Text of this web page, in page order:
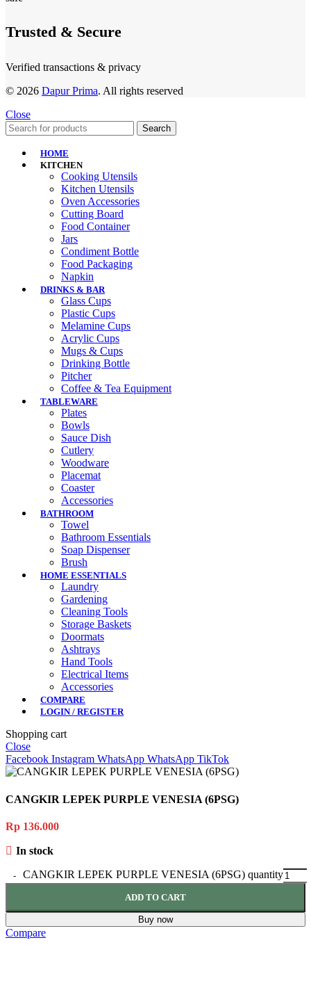
Trusted & Secure
Verified transactions & privacy
© 2026 Dapur Prima. All rights reserved
Close
Search
HOME
KITCHEN
Cooking Utensils
Kitchen Utensils
Oven Accessories
Cutting Board
Food Container
Jars
Condiment Bottle
Food Packaging
Napkin
DRINKS & BAR
Glass Cups
Plastic Cups
Melamine Cups
Acrylic Cups
Mugs & Cups
Drinking Bottle
Pitcher
Coffee & Tea Equipment
TABLEWARE
Plates
Bowls
Sauce Dish
Cutlery
Woodware
Placemat
Coaster
Accessories
BATHROOM
Towel
Bathroom Essentials
Soap Dispenser
Brush
HOME ESSENTIALS
Laundry
Gardening
Cleaning Tools
Storage Baskets
Doormats
Ashtrays
Hand Tools
Electrical Items
Accessories
COMPARE
LOGIN / REGISTER
Shopping cart
Close
Facebook Instagram WhatsApp WhatsApp TikTok
CANGKIR LEPEK PURPLE VENESIA (6PSG)
Rp 136.000
In stock
CANGKIR LEPEK PURPLE VENESIA (6PSG) quantity
ADD TO CART
Buy now
Compare